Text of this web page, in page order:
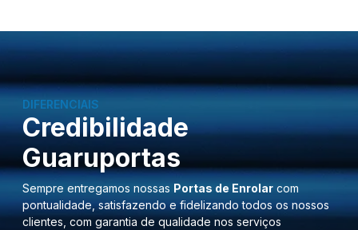
DIFERENCIAIS
Credibilidade
Guaruportas
Sempre entregamos nossas Portas de Enrolar com
pontualidade, satisfazendo e fidelizando todos os nossos
clientes, com garantia de qualidade nos serviços